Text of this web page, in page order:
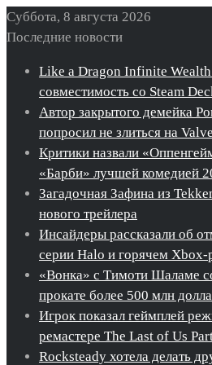
Суббота, 8 августа 2026
Последние новости
Like a Dragon Infinite
совместимость со Steam
Автор закрытого демейка
попросил не злиться на Valve
Критики назвали
«Барби» лучшей комедией
Загадочная Зафина из
нового трейлера
Инсайдеры рассказали об
серии Halo и горячем Xbox-
«Вонка» с Тимоти Шаламе
прокате более 500 млн
Игрок показал геймплей
ремастере The Last of Us
Rocksteady хотела делать